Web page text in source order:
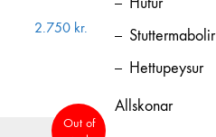
2.750 kr.
Out of
Stuttermabolir
Hettupeysur
Allskonar